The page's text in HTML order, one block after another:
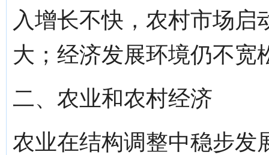
入增长不快，农村市场
大；经济发展环境仍不宽
二、农业和农村经济
农业在结构调整中稳步发